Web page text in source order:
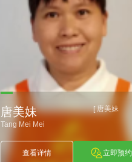
[ 唐美妹
唐美妹
Tang Mei Mei
查看详情 立即预约